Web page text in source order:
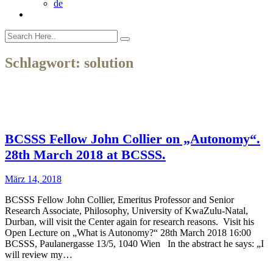
de
Schlagwort: solution
BCSSS Fellow John Collier on „Autonomy“.
28th March 2018 at BCSSS.
März 14, 2018
BCSSS Fellow John Collier, Emeritus Professor and Senior
Research Associate, Philosophy, University of KwaZulu-Natal,
Durban, will visit the Center again for research reasons. Visit his
Open Lecture on „What is Autonomy?“ 28th March 2018 16:00
BCSSS, Paulanergasse 13/5, 1040 Wien In the abstract he says: „I
will review my…